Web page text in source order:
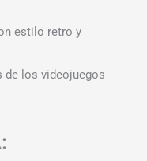
estilo retro y
de los videojuegos